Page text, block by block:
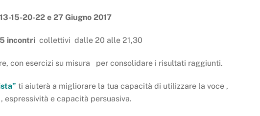
13-15-20-22 e 27 Giugno 2017
5 incontri collettivi dalle 20 alle 21,30
con esercizi su misura per consolidare i risultati raggiunti.
ti aiuterà a migliorare la tua capacità di utilizzare la voce ,
espressività e capacità persuasiva.